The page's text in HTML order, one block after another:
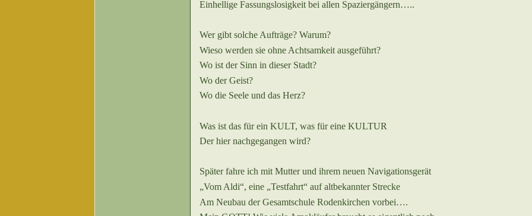
Einhellige Fassungslosigkeit bei allen Spaziergängern…..
Wer gibt solche Aufträge? Warum?
Wieso werden sie ohne Achtsamkeit ausgeführt?
Wo ist der Sinn in dieser Stadt?
Wo der Geist?
Wo die Seele und das Herz?
Was ist das für ein KULT, was für eine KULTUR
Der hier nachgegangen wird?
Später fahre ich mit Mutter und ihrem neuen Navigationsgerät
„Vom Aldi“, eine „Testfahrt“ auf altbekannter Strecke
Am Neubau der Gesamtschule Rodenkirchen vorbei….